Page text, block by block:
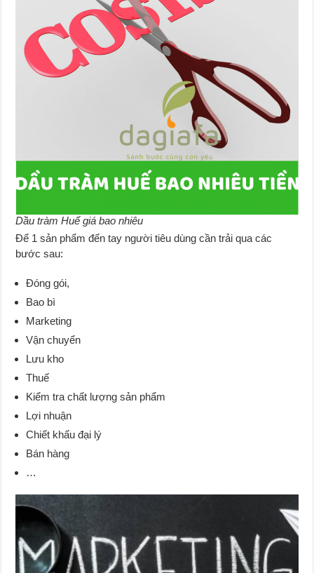
Dầu tràm Huế giá bao nhiêu
Để 1 sản phẩm đến tay người tiêu dùng cần trải qua các
bước sau:
Đóng gói,
Bao bì
Marketing
Vận chuyển
Lưu kho
Thuế
Kiểm tra chất lượng sản phẩm
Lợi nhuận
Chiết khấu đại lý
Bán hàng
…